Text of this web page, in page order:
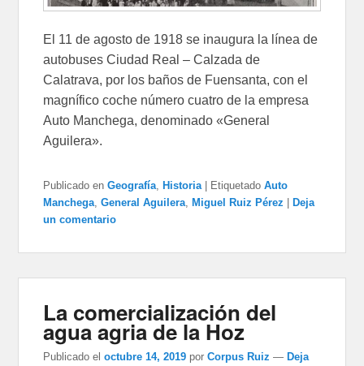
El 11 de agosto de 1918 se inaugura la línea de
autobuses Ciudad Real – Calzada de
Calatrava, por los baños de Fuensanta, con el
magnífico coche número cuatro de la empresa
Auto Manchega, denominado «General
Aguilera».
Publicado en Geografía Historia Etiquetado Auto
Manchega ,General Aguilera Miguel Ruiz Pérez
Deja
un comentario
La comercialización del
agua agria de la Hoz
Publicado el octubre 14, 2019 porCorpus Ruiz —Deja